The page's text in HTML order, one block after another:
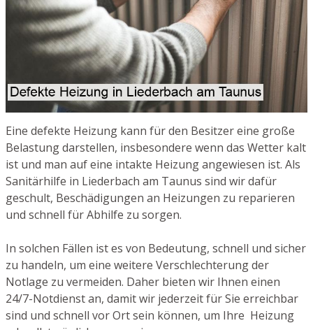
Eine defekte Heizung kann für den Besitzer eine große
Belastung darstellen, insbesondere wenn das Wetter kalt
ist und man auf eine intakte Heizung angewiesen ist. Als
Sanitärhilfe in Liederbach am Taunus sind wir dafür
geschult, Beschädigungen an Heizungen zu reparieren
und schnell für Abhilfe zu sorgen.
In solchen Fällen ist es von Bedeutung, schnell und sicher
zu handeln, um eine weitere Verschlechterung der
Notlage zu vermeiden. Daher bieten wir Ihnen einen
24/7-Notdienst an, damit wir jederzeit für Sie erreichbar
sind und schnell vor Ort sein können, um Ihre Heizung